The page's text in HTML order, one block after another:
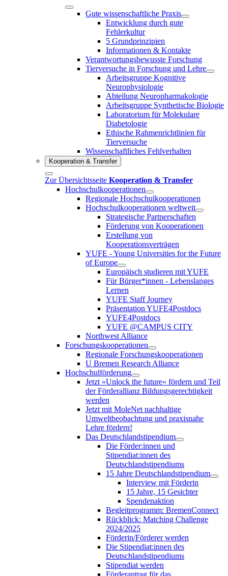
Gute wissenschaftliche Praxis
Entwicklung durch gute
Fehlerkultur
5 Grundprinzipien
Informationen & Kontakte
Verantwortungsbewusste Forschung
Tierversuche in Forschung und Lehre
Arbeitsgruppe Kognitive
Neurophysiologie
Abteilung Neuropharmakologie
Arbeitsgruppe Synthetische Biologie
Laboratorium für Molekulare
Diabetologie
Ethische Rahmenrichtlinien für
Tierversuche
Wissenschaftliches Fehlverhalten
Kooperation & Transfer
Zur Übersichtsseite Kooperation & Transfer
Hochschulkooperationen
Regionale Hochschulkooperationen
Hochschulkooperationen weltweit
Strategische Partnerschaften
Förderung von Kooperationen
Erstellung von
Kooperationsverträgen
YUFE - Young Universities for the Future
of Europe
Europäisch studieren mit YUFE
Für Bürger*innen - Lebenslanges
Lernen
YUFE Staff Journey
Präsentation YUFE4Postdocs
YUFE4Postdocs
YUFE @CAMPUS CITY
Northwest Alliance
Forschungskooperationen
Regionale Forschungskooperationen
U Bremen Research Alliance
Hochschulförderung
Jetzt »Unlock the future« fördern und Teil
der Förderallianz Bildungsgerechtigkeit
werden
Jetzt mit MoleNet nachhaltige
Umweltbeobachtung und praxisnahe
Lehre fördern!
Das Deutschlandstipendium
Die Förder:innen und
Stipendiat:innen des
Deutschlandstipendiums
15 Jahre Deutschlandstipendium
Interview mit Förderin
15 Jahre, 15 Gesichter
Spendenaktion
Begleitprogramm: BremenConnect
Rückblick: Matching Challenge
2024/2025
Förderin/Förderer werden
Die Stipendiat:innen des
Deutschlandstipendiums
Stipendiat werden
Förderantrag für das